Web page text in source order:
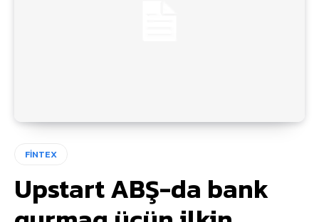
FİNTEX
Upstart ABŞ-da bank